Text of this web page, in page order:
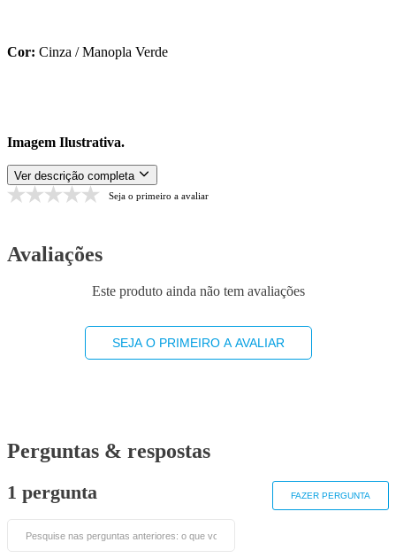
Cor: Cinza / Manopla Verde
Imagem Ilustrativa.
Ver descrição completa
Seja o primeiro a avaliar
Avaliações
Este produto ainda não tem avaliações
SEJA O PRIMEIRO A AVALIAR
Perguntas & respostas
1 pergunta FAZER PERGUNTA